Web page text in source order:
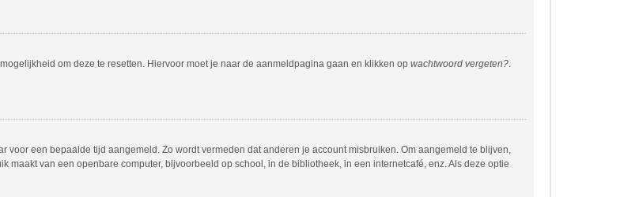
om deze te resetten. Hiervoor moet je naar de aanmeldpagina gaan en klikken op wachtwoord vergeten?.
voor een bepaalde tijd aangemeld. Zo wordt vermeden dat anderen je account misbruiken. Om aangemeld te blijven,
van een openbare computer, bijvoorbeeld op school, in de bibliotheek, in een internetcafé, enz. Als deze optie